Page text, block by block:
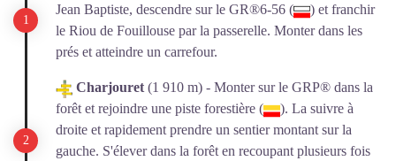
Jean Baptiste, descendre sur le GR®6-56 (
) et franchir
le Riou de Fouillouse par la passerelle. Monter dans les
prés et atteindre un carrefour.
Charjouret (1 910 m) - Monter sur le GRP® dans la
forêt et rejoindre une piste forestière (
). La suivre à
droite et rapidement prendre un sentier montant sur la
gauche. S'élever dans la forêt en recoupant plusieurs fois